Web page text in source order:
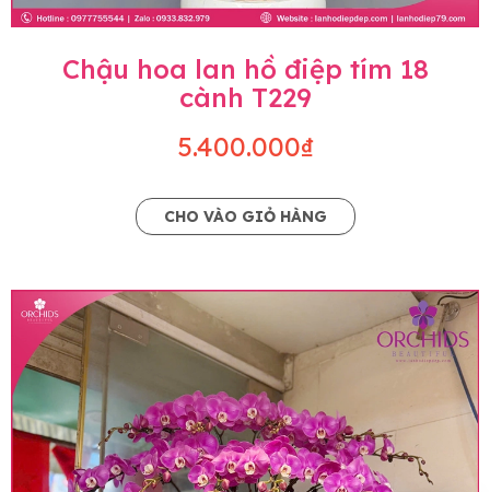
Chậu hoa lan hồ điệp tím 18
cành T229
5.400.000₫
CHO VÀO GIỎ HÀNG